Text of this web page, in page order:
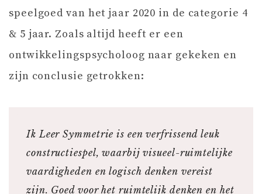
speelgoed van het jaar 2020 in de categorie 4
& 5 jaar. Zoals altijd heeft er een
ontwikkelingspsycholoog naar gekeken en
zijn conclusie getrokken:
Ik Leer Symmetrie is een verfrissend leuk
constructiespel, waarbij visueel-ruimtelijke
vaardigheden en logisch denken vereist
zijn. Goed voor het ruimtelijk denken en het